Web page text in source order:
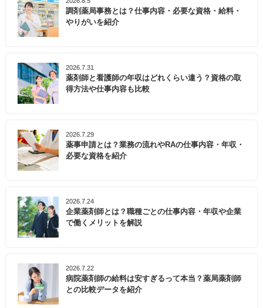
調剤薬局事務とは？仕事内容・必要な資格・給料・
やりがいを紹介
2026.7.31
薬剤師と看護師の年収はどれくらい違う？資格の取
得方法や仕事内容も比較
2026.7.29
薬事申請とは？業務の流れやRAの仕事内容・年収・
必要な資格を紹介
2026.7.24
企業薬剤師とは？職種ごとの仕事内容・年収や企業
で働くメリットを解説
2026.7.22
病院薬剤師の給料は安すぎるって本当？薬局薬剤師
との比較データを紹介